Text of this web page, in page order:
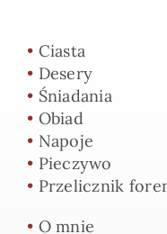
• Ciasta
• Desery
• Śniadania
• Obiad
• Napoje
• Pieczywo
• Przelicznik
• O mnie